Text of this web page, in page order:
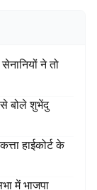
ने तो
बोले शुभेंदु
हाईकोर्ट के
में भाजपा